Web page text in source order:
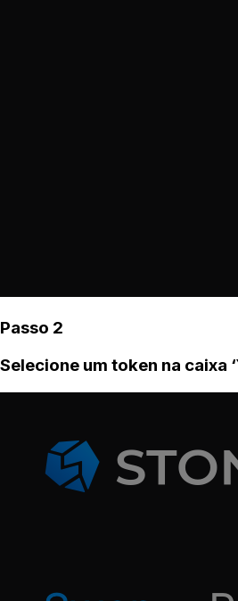
Passo 2
Selecione um token na caixa